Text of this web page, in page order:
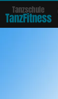
Tanzschule
TanzFitness